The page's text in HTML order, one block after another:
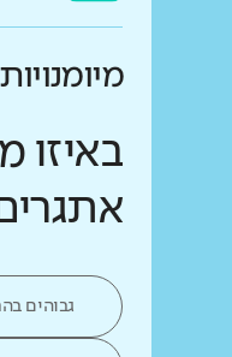
באיזו
גבוהים